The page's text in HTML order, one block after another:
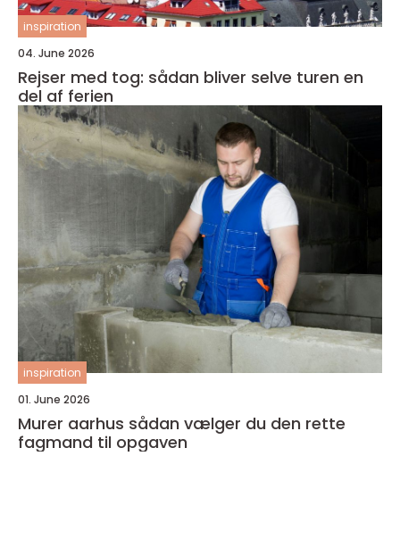
inspiration
04. June 2026
Rejser med tog: sådan bliver selve turen en
del af ferien
inspiration
01. June 2026
Murer aarhus sådan vælger du den rette
fagmand til opgaven